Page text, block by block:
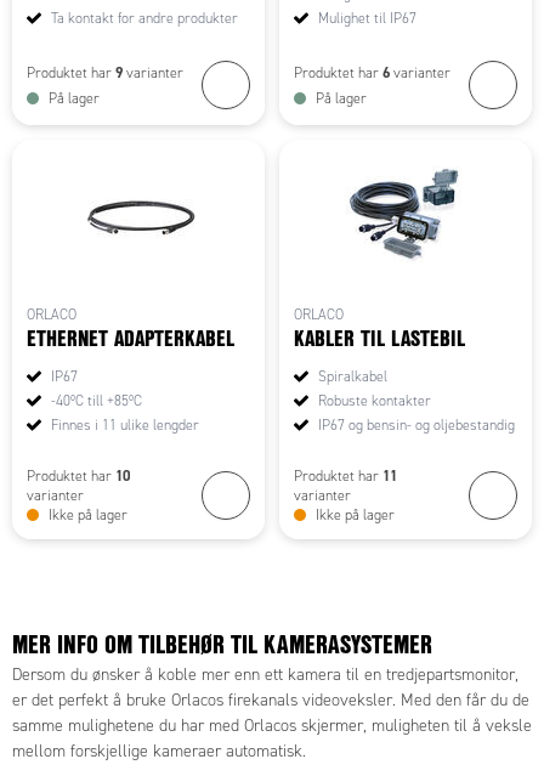
Ta kontakt for andre produkter
Produktet har 9 varianter
På lager
Mulighet til IP67
Produktet har 6 varianter
På lager
ORLACO
ETHERNET ADAPTERKABEL
IP67
-40ºC till +85ºC
Finnes i 11 ulike lengder
Produktet har 10
varianter
Ikke på lager
ORLACO
KABLER TIL LASTEBIL
Spiralkabel
Robuste kontakter
IP67 og bensin- og oljebestandig
Produktet har 11
varianter
Ikke på lager
MER INFO OM TILBEHØR TIL KAMERASYSTEMER
Dersom du ønsker å koble mer enn ett kamera til en tredjepartsmonitor,
er det perfekt å bruke Orlacos firekanals videoveksler. Med den får du de
samme mulighetene du har med Orlacos skjermer, muligheten til å veksle
mellom forskjellige kameraer automatisk.